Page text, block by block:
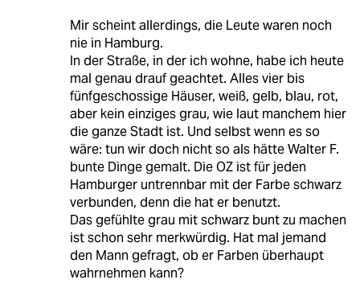
Mir scheint allerdings, die Leute waren noch
nie in Hamburg.
In der Straße, in der ich wohne, habe ich heute
mal genau drauf geachtet. Alles vier bis
fünfgeschossige Häuser, weiß, gelb, blau, rot,
aber kein einziges grau, wie laut manchem hier
die ganze Stadt ist. Und selbst wenn es so
wäre: tun wir doch nicht so als hätte Walter F.
bunte Dinge gemalt. Die OZ ist für jeden
Hamburger untrennbar mit der Farbe schwarz
verbunden, denn die hat er benutzt.
Das gefühlte grau mit schwarz bunt zu machen
ist schon sehr merkwürdig. Hat mal jemand
den Mann gefragt, ob er Farben überhaupt
wahrnehmen kann?